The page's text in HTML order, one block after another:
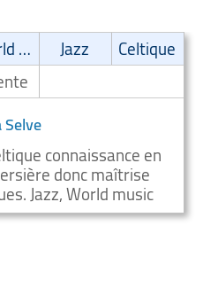
World Music Jazz
Celtique
connaissance en
donc maîtrise
Jazz, World music